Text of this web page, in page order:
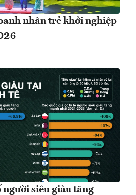
nhân trẻ khởi nghiệp
người siêu giàu tăng